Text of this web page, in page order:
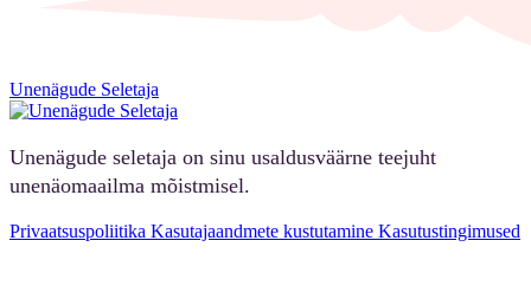
Unenägude Seletaja
Unenägude seletaja on sinu usaldusväärne teejuht
unenäomaailma mõistmisel.
Privaatsuspoliitika Kasutajaandmete kustutamine Kasutustingimused